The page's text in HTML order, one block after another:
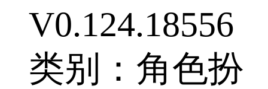
V0.124.18556
类别：角色扮